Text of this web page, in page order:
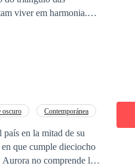
viver em harmonia.
oscuro Contemporánea
en la mitad de su
que cumple dieciocho
no comprende la